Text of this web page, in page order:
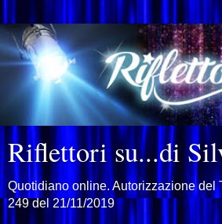
Riflettori su...di
Quotidiano online. Autorizzazione del
249 del 21/11/2019